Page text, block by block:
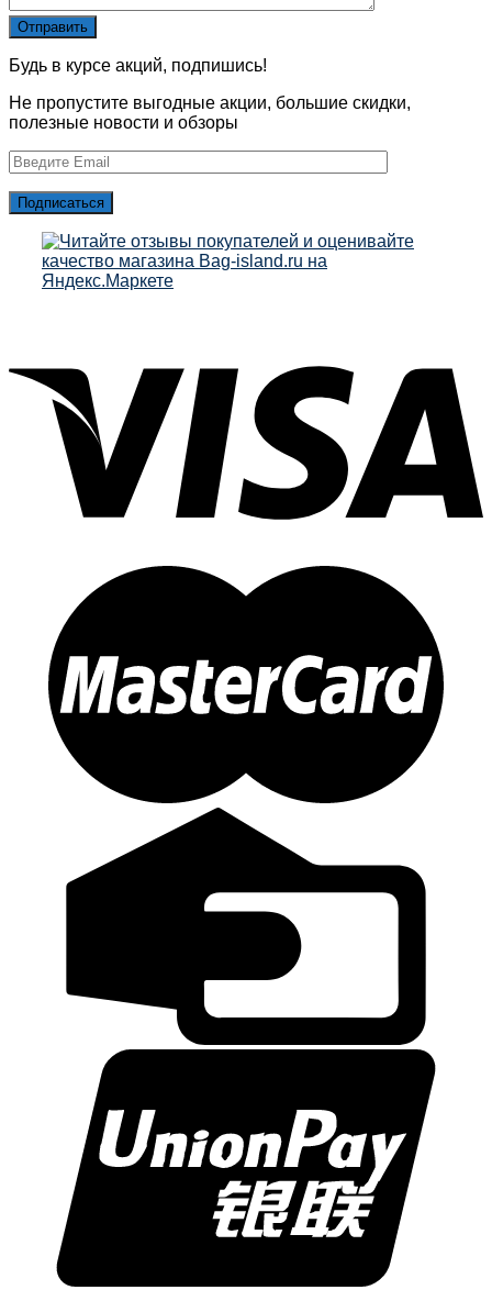
Будь в курсе акций, подпишись!
Не пропустите выгодные акции, большие скидки,
полезные новости и обзоры